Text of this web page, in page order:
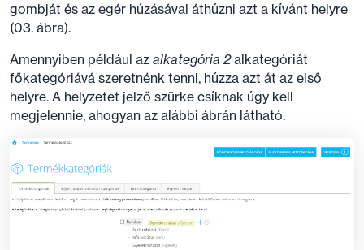
gombját és az egér húzásával áthúzni azt a kívánt helyre
(03. ábra).
Amennyiben például az alkategória 2alkategóriát
főkategóriává szeretnénk tenni, húzza azt át az első
helyre. A helyzetet jelző szürke csíknak úgy kell
megjelennie, ahogyan az alábbi ábrán látható.